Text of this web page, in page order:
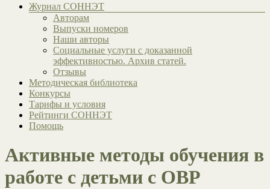
Журнал СОННЭТ
Авторам
Выпуски номеров
Наши авторы
Социальные услуги с доказанной
эффективностью. Архив статей.
Отзывы
Методическая библиотека
Конкурсы
Тарифы и условия
Рейтинги СОННЭТ
Помощь
Активные методы обучения в
работе с детьми с ОВР